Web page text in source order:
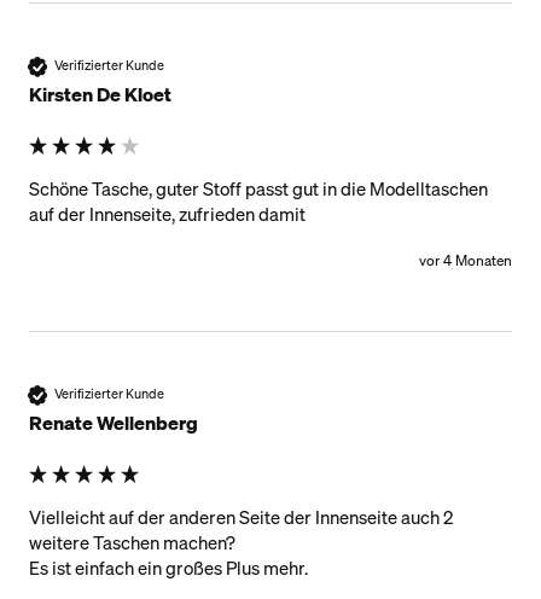
Verifizierter Kunde
Kirsten De Kloet
Schöne Tasche, guter Stoff passt gut in die Modelltaschen
auf der Innenseite, zufrieden damit
vor 4 Monaten
Verifizierter Kunde
Renate Wellenberg
Vielleicht auf der anderen Seite der Innenseite auch 2
weitere Taschen machen?
Es ist einfach ein großes Plus mehr.